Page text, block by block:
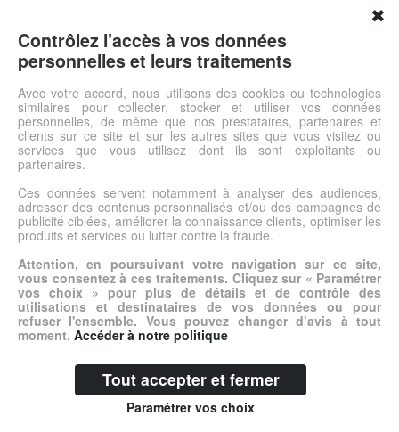
talon haut met en valeur toutes nos tenues. Aussi, ce modèle de
la marque Dorking monté sur un talon de 8 cm et doté d'une
plateforme de 2 cm, se distingue par son confort optimal. Chic,
cet escarpin en cuir habillera idéalement nos pieds à l'occasion
d'une soirée par exemple.
Voir l'offre
© DSh0p 2026 -Accueil-Mentions légales
✖
Contrôlez l’accès à vos données
personnelles et leurs traitements
Avec votre accord, nous utilisons des cookies ou technologies
similaires pour collecter, stocker et utiliser vos données
personnelles, de même que nos prestataires, partenaires et
clients sur ce site et sur les autres sites que vous visitez ou
services que vous utilisez dont ils sont exploitants ou
partenaires.
Ces données servent notamment à analyser des audiences,
adresser des contenus personnalisés et/ou des campagnes de
publicité ciblées, améliorer la connaissance clients, optimiser les
produits et services ou lutter contre la fraude.
Attention, en poursuivant votre navigation sur ce site,
vous consentez à ces traitements. Cliquez sur « Paramétrer
vos choix » pour plus de détails et de contrôle des
utilisations et destinataires de vos données ou pour
refuser l'ensemble. Vous pouvez changer d’avis à tout
moment. Accéder à notre politique
Tout accepter et fermer
Paramétrer vos choix